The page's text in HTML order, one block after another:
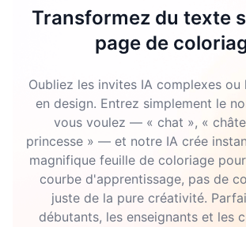
Transformez du texte
page de
Oubliez les invites IA complexes
en design. Entrez simplement le
vous voulez — « chat », «
princesse » — et notre IA crée
magnifique feuille de coloriage
courbe d'apprentissage, pas de
juste de la pure créativité.
débutants, les enseignants et les